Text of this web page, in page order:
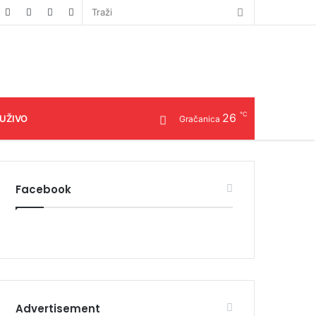
Gračanica 26 ℃
Facebook
Advertisement